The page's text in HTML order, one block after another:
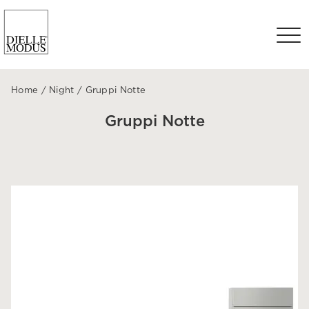
Home / Night / Gruppi Notte
Gruppi Notte